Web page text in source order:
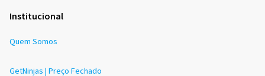
Institucional
Quem Somos
GetNinjas | Preço Fechado